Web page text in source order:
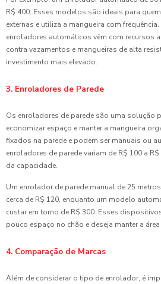
R$ 400. Esses modelos são ideais para
externas e utiliza a mangueira com
enroladores automáticos vêm com recursos
contra vazamentos e mangueiras de alta
investimento mais elevado.
3. Enroladores de Parede
Os enroladores de parede são uma solução
economizar espaço e manter a mangueira
fixados na parede e podem ser manuais ou
enroladores de parede variam de R$ 100 a
da capacidade.
Um enrolador de parede manual de 25
cerca de R$ 120, enquanto um modelo
custar em torno de R$ 300. Esses
pouco espaço no chão e deseja manter a
4. Comparação de Marcas
Além de considerar o tipo de enrolador, é